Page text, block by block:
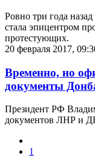
Ровно три года
стала эпицентром
протестующих.
20 февраля 2017,
Временно, но
документы
Президент РФ
документов ЛНР и
1